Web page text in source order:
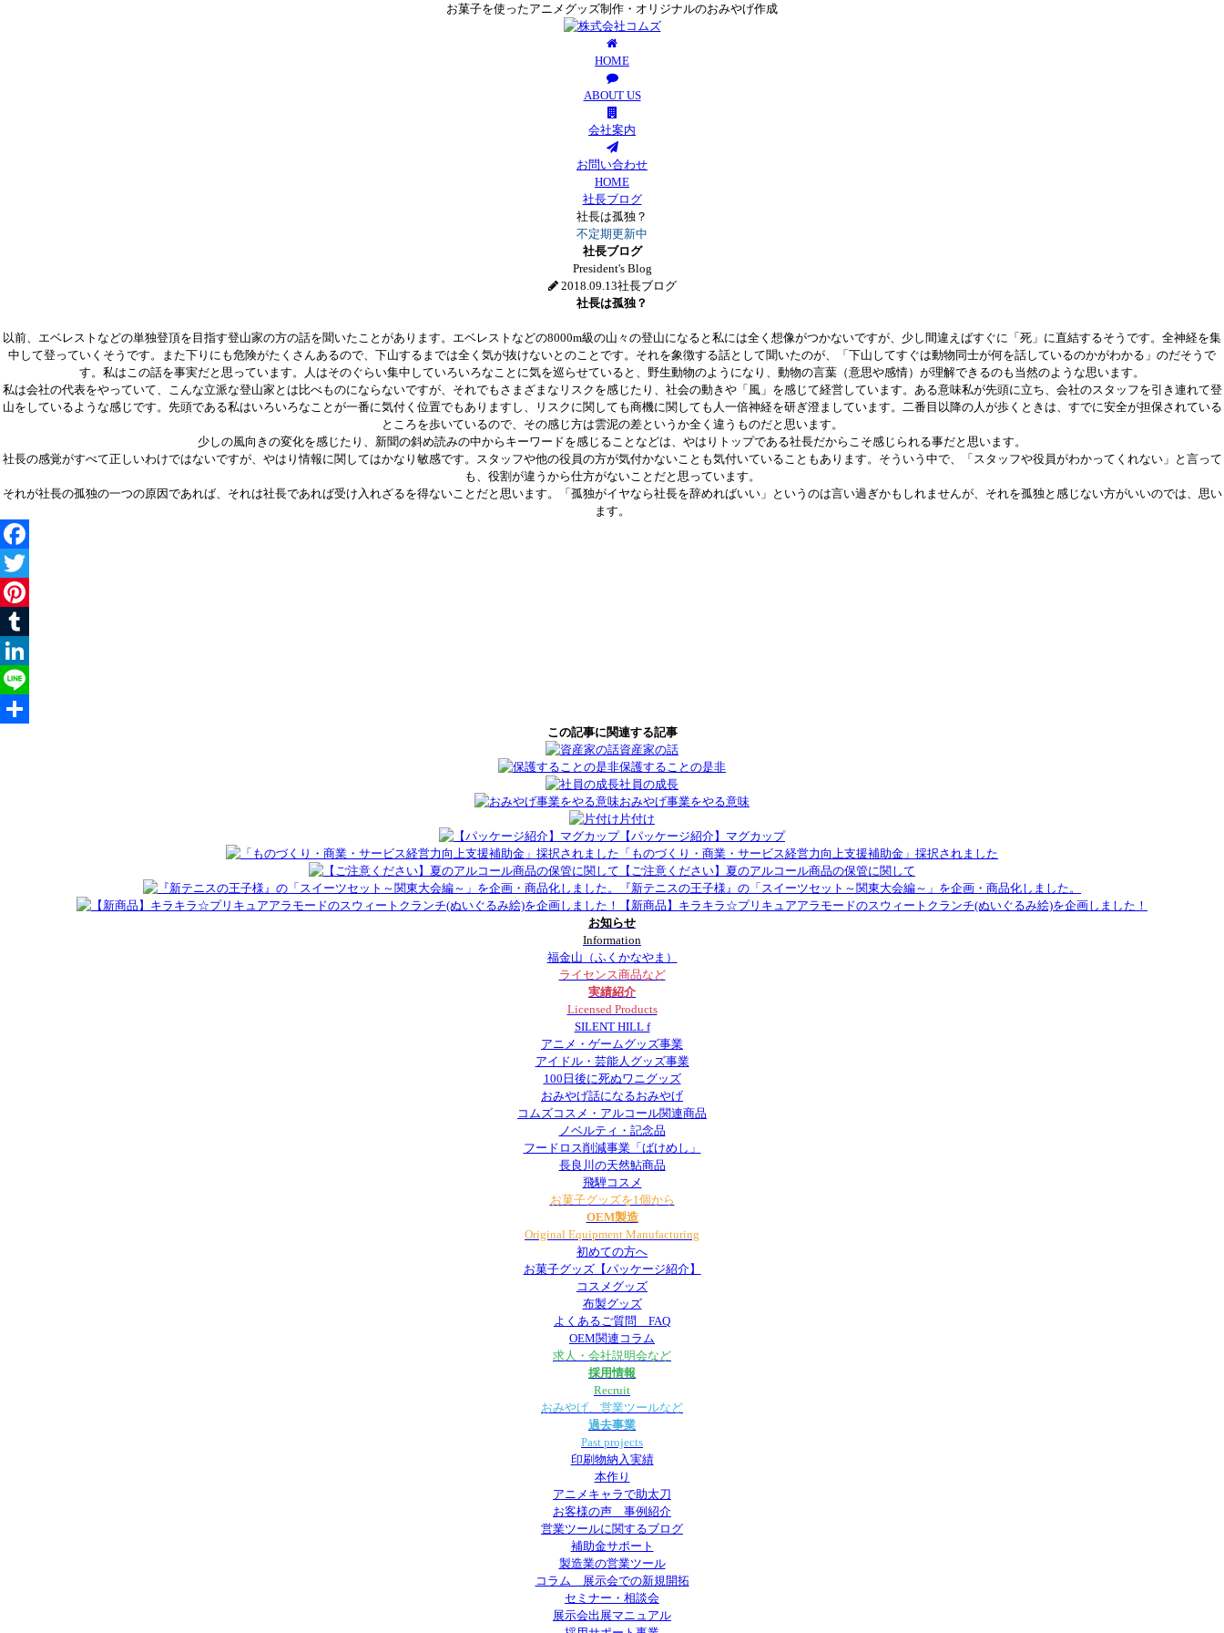
お菓子を使ったアニメグッズ制作・オリジナルのおみやげ作成
HOME
ABOUT US
会社案内
お問い合わせ
HOME
社長ブログ
社長は孤独？
不定期更新中
社長ブログ
President's Blog
2018.09.13社長ブログ
社長は孤独？
以前、エベレストなどの単独登頂を目指す登山家の方の話を聞いたことがあります。エベレストなどの8000m級の山々の登山になると私には全く想像がつかないですが、少し間違えばすぐに「死」に直結するそうです。全神経を集
中して登っていくそうです。また下りにも危険がたくさんあるので、下山するまでは全く気が抜けないとのことです。それを象徴する話として聞いたのが、「下山してすぐは動物同士が何を話しているのかがわかる」のだそうで
す。私はこの話を事実だと思っています。人はそのぐらい集中していろいろなことに気を巡らせていると、野生動物のようになり、動物の言葉（意思や感情）が理解できるのも当然のような思います。
私は会社の代表をやっていて、こんな立派な登山家とは比べものにならないですが、それでもさまざまなリスクを感じたり、社会の動きや「風」を感じて経営しています。ある意味私が先頭に立ち、会社のスタッフを引き連れて登
山をしているような感じです。先頭である私はいろいろなことが一番に気付く位置でもありますし、リスクに関しても商機に関しても人一倍神経を研ぎ澄ましています。二番目以降の人が歩くときは、すでに安全が担保されている
ところを歩いているので、その感じ方は雲泥の差というか全く違うものだと思います。
少しの風向きの変化を感じたり、新聞の斜め読みの中からキーワードを感じることなどは、やはりトップである社長だからこそ感じられる事だと思います。
社長の感覚がすべて正しいわけではないですが、やはり情報に関してはかなり敏感です。スタッフや他の役員の方が気付かないことも気付いていることもあります。そういう中で、「スタッフや役員がわかってくれない」と言って
も、役割が違うから仕方がないことだと思っています。
それが社長の孤独の一つの原因であれば、それは社長であれば受け入れざるを得ないことだと思います。「孤独がイヤなら社長を辞めればいい」というのは言い過ぎかもしれませんが、それを孤独と感じない方がいいのでは、思い
ます。
共
有
この記事に関連する記事
資産家の話
保護することの是非
社員の成長
おみやげ事業をやる意味
片付け
【パッケージ紹介】マグカップ
「ものづくり・商業・サービス経営力向上支援補助金」採択されました
【ご注意ください】夏のアルコール商品の保管に関して
『新テニスの王子様』の「スイーツセット～関東大会編～」を企画・商品化しました。
【新商品】キラキラ☆プリキュアアラモードのスウィートクランチ(ぬいぐるみ絵)を企画しました！
お知らせ
Information
福金山（ふくかなやま）
ライセンス商品など
実績紹介
Licensed Products
SILENT HILL f
アニメ・ゲームグッズ事業
アイドル・芸能人グッズ事業
100日後に死ぬワニグッズ
おみやげ話になるおみやげ
コムズコスメ・アルコール関連商品
ノベルティ・記念品
フードロス削減事業「ばけめし」
長良川の天然鮎商品
飛騨コスメ
お菓子グッズを1個から
OEM製造
Original Equipment Manufacturing
初めての方へ
お菓子グッズ【パッケージ紹介】
コスメグッズ
布製グッズ
よくあるご質問 FAQ
OEM関連コラム
求人・会社説明会など
採用情報
Recruit
おみやげ、営業ツールなど
過去事業
Past projects
印刷物納入実績
本作り
アニメキャラで助太刀
お客様の声 事例紹介
営業ツールに関するブログ
補助金サポート
製造業の営業ツール
コラム 展示会での新規開拓
セミナー・相談会
展示会出展マニュアル